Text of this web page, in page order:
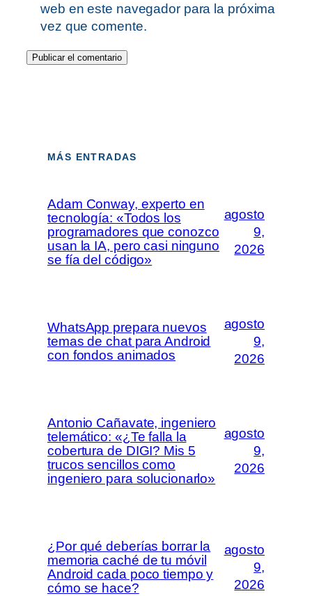
web en este navegador para la próxima
vez que comente.
MÁS ENTRADAS
Adam Conway, experto en
tecnología: «Todos los
programadores que conozco
usan la IA, pero casi ninguno
se fía del código»
agosto
9,
2026
WhatsApp prepara nuevos
temas de chat para Android
con fondos animados
agosto
9,
2026
Antonio Cañavate, ingeniero
telemático: «¿Te falla la
cobertura de DIGI? Mis 5
trucos sencillos como
ingeniero para solucionarlo»
agosto
9,
2026
¿Por qué deberías borrar la
memoria caché de tu móvil
Android cada poco tiempo y
cómo se hace?
agosto
9,
2026